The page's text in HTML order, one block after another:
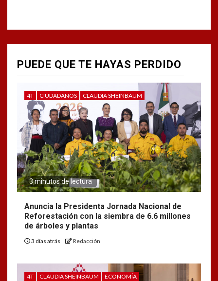
PUEDE QUE TE HAYAS PERDIDO
4T CIUDADANOS CLAUDIA SHEINBAUM
3 minutos de lectura
Anuncia la Presidenta Jornada Nacional de
Reforestación con la siembra de 6.6 millones
de árboles y plantas
3 días atrás Redacción
4T CLAUDIA SHEINBAUM ECONOMÍA